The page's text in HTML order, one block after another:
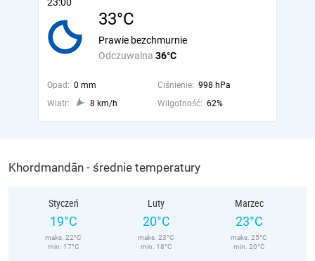
33°C
Odczuwalna 36°C
Prawie bezchmurnie
Opad: 0 mm Ciśnienie: 998 hPa
Wiatr:
8 km/h Wilgotność: 62%
Khordmandān - średnie temperatury
Styczeń
19°C
maks. 22°C
min. 17°C
Luty
20°C
maks. 23°C
min. 18°C
Marzec
23°C
maks. 25°C
min. 20°C